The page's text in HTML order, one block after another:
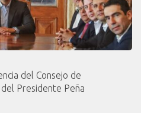
del Consejo de
Presidente Peña